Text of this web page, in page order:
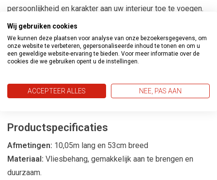
persoonlijkheid en karakter aan uw interieur toe te voegen.
Transformeer Uw Ruimtes
Met de Metropolis behangcollectie kunt u eenvoudig een
gedurfde en moderne sfeer creëren in uw huis. Of het nu
trendy accent in de slaapkamer, deze collectie biedt de
Productspecificaties
Afmetingen: 10,05m lang en 53cm breed
Materiaal: Vliesbehang, gemakkelijk aan te brengen en
duurzaam.
Wij gebruiken cookies
We kunnen deze plaatsen voor analyse van onze bezoekersgegevens, om
onze website te verbeteren, gepersonaliseerde inhoud te tonen en om u
een geweldige website-ervaring te bieden. Voor meer informatie over de
cookies die we gebruiken opent u de instellingen.
ACCEPTEER ALLES NEE, PAS AAN